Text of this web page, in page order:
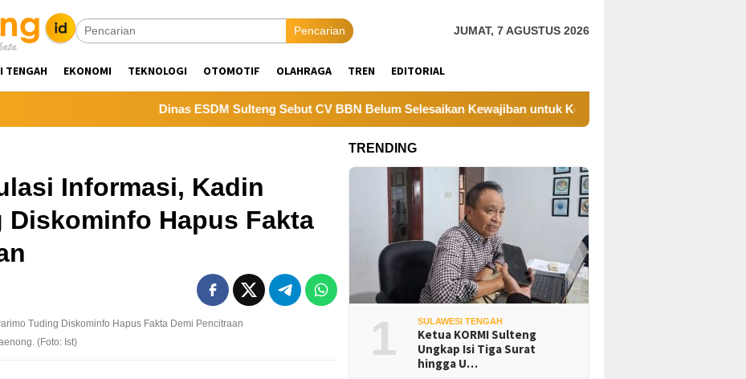
Pencarian JUMAT, 7 AGUSTUS 2026
TENGAH EKONOMI TEKNOLOGI OTOMOTIF OLAHRAGA TREN EDITORIAL
Dinas ESDM Sulteng Sebut CV BBN Belum Selesaikan Kewajiban untuk Kegiatan Operasi
Informasi, Kadin
Diskominfo Hapus Fakta
(Foto: Ist)
TRENDING
1 SULAWESI TENGAH
Ketua KORMI Sulteng
Ungkap Isi Tiga Surat
hingga U…